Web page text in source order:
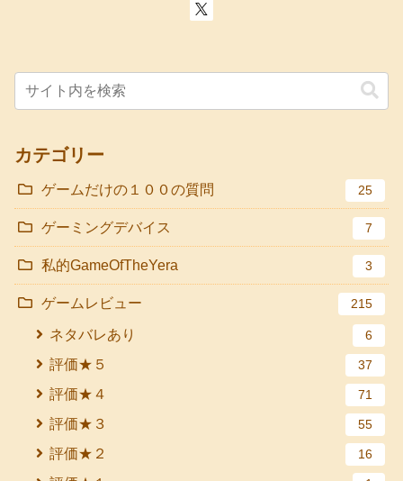
カテゴリー
ゲームだけの１００の質問 25
ゲーミングデバイス 7
私的GameOfTheYera 3
ゲームレビュー 215
ネタバレあり 6
評価★５ 37
評価★４ 71
評価★３ 55
評価★２ 16